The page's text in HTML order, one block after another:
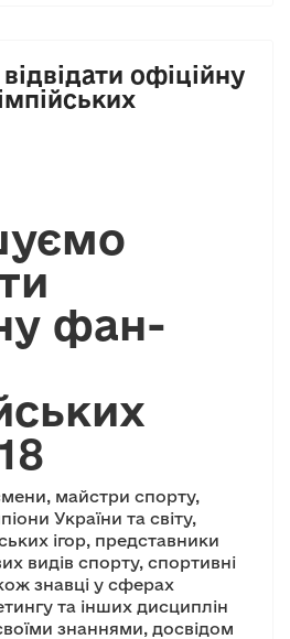
офіційну
фан-
майстри спорту,
України та світу,
ігор, представники
видів спорту, спортивні
знавці у сферах
та інших дисциплін
знаннями, досвідом